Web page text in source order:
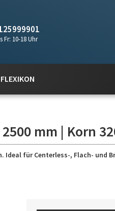
Fr: 10-18 Uhr
mm | Korn
Ideal für Centerless-, Flach- und